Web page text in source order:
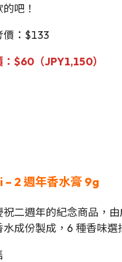
吧！
價：$133
：$60（JPY1,150）
– 2 週年香水膏 9g
祝二週年的紀念商品，
水成份製成，6 種香味